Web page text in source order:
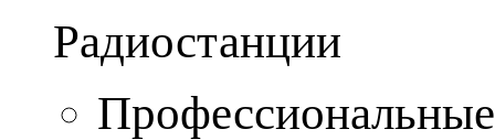
Радиостанции